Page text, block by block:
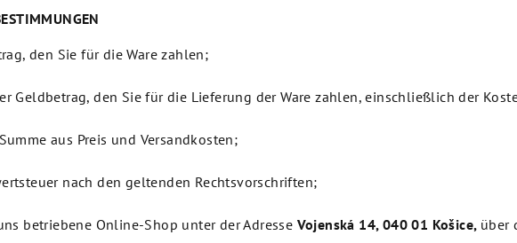
den Sie für die Ware zahlen;
Geldbetrag, den Sie für die Lieferung der Ware zahlen, einschließlich der
aus Preis und Versandkosten;
nach den geltenden Rechtsvorschriften;
betriebene Online-Shop unter der Adresse Vojenská 14, 040 01 Košice, über